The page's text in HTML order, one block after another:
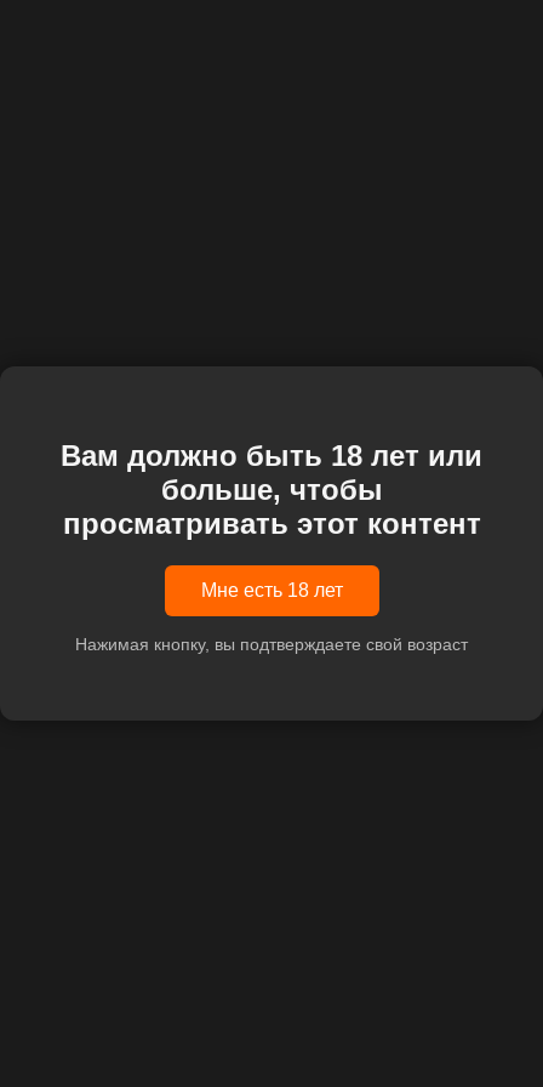
Вам должно быть 18 лет или
больше, чтобы
просматривать этот контент
Мне есть 18 лет
Нажимая кнопку, вы подтверждаете свой возраст